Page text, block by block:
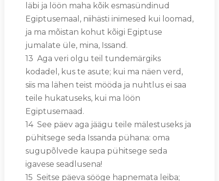
läbi ja löön maha kõik esmasündinud
Egiptusemaal, niihästi inimesed kui loomad,
ja ma mõistan kohut kõigi Egiptuse
jumalate üle, mina, Issand.
13 Aga veri olgu teil tundemärgiks
kodadel, kus te asute; kui ma näen verd,
siis ma lähen teist mööda ja nuhtlus ei saa
teile hukatuseks, kui ma löön
Egiptusemaad.
14 See päev aga jäägu teile mälestuseks ja
pühitsege seda Issanda pühana: oma
sugupõlvede kaupa pühitsege seda
igavese seadlusena!
15 Seitse päeva sööge hapnemata leiba;